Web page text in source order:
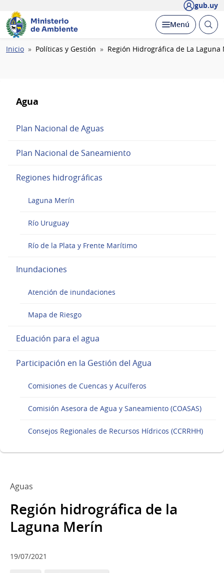
gub.uy
Ministerio
de Ambiente
Desplegar
Menú Abrir
Ruta
Inicio Políticas y Gestión Región Hidrográfica de La Laguna
Agua
Plan Nacional de Aguas
Plan Nacional de Saneamiento
Regiones hidrográficas
Laguna Merín
Río Uruguay
Río de la Plata y Frente Marítimo
Inundaciones
Atención de inundaciones
Mapa de Riesgo
Eduación para el agua
Participación en la Gestión del Agua
Comisiones de Cuencas y Acuíferos
Comisión Asesora de Agua y Saneamiento (COASAS)
Consejos Regionales de Recursos Hídricos (CCRRHH)
Aguas
Región hidrográfica de la
Laguna Merín
19/07/2021